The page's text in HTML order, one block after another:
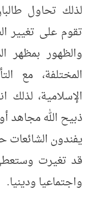
لذلك تحاول
تقوم على تغيير
والظهور بمظهر
المختلفة، مع
الإسلامية، لذلك
ذبيح الله مجاهد
يفندون الشائعات
قد تغيرت
واجتماعيا ودينيا.